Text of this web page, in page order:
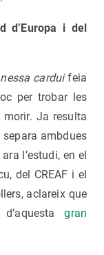
d’Europa i del
carduifeia
per trobar les
Ja resulta
ambdues
l’estudi, en el
del CREAF i el
aclareix que
gran